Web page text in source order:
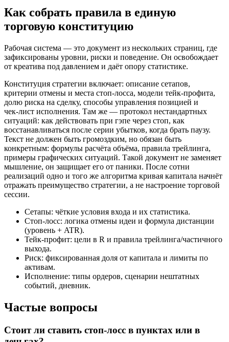
Как собрать правила в единую
торговую конституцию
Рабочая система — это документ из нескольких страниц, где
зафиксированы уровни, риски и поведение. Он освобождает
от креатива под давлением и даёт опору статистике.
Конституция стратегии включает: описание сетапов,
критерии отмены и места стоп‑лосса, модели тейк‑профита,
долю риска на сделку, способы управления позицией и
чек‑лист исполнения. Там же — протокол нестандартных
ситуаций: как действовать при гэпе через стоп, как
восстанавливаться после серии убытков, когда брать паузу.
Текст не должен быть громоздким, но обязан быть
конкретным: формулы расчёта объёма, правила трейлинга,
примеры графических ситуаций. Такой документ не заменяет
мышление, он защищает его от паники. После сотни
реализаций одно и того же алгоритма кривая капитала начнёт
отражать преимущество стратегии, а не настроение торговой
сессии.
Сетапы: чёткие условия входа и их статистика.
Стоп‑лосс: логика отмены идеи и формула дистанции
(уровень + ATR).
Тейк‑профит: цели в R и правила трейлинга/частичного
выхода.
Риск: фиксированная доля от капитала и лимиты по
активам.
Исполнение: типы ордеров, сценарии нештатных
событий, дневник.
Частые вопросы
Стоит ли ставить стоп‑лосс в пунктах или в